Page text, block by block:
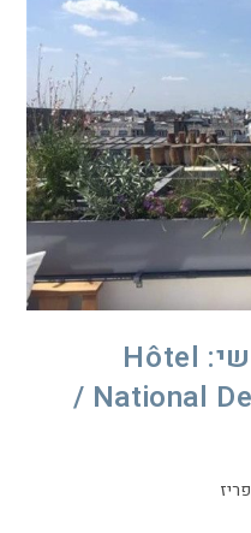
מלון, מוזיאון שימושי: Hôtel
National Des Arts et Métiers /
פריז